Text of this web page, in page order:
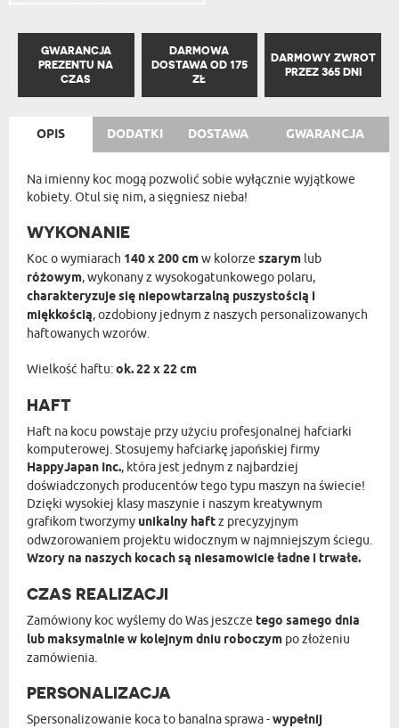
GWARANCJA
PREZENTU NA
CZAS
DARMOWA
DOSTAWA OD 175
ZŁ
DARMOWY ZWROT
PRZEZ 365 DNI
OPIS DODATKI DOSTAWA GWARANCJA
Na imienny koc mogą pozwolić sobie wyłącznie wyjątkowe
kobiety. Otul się nim, a sięgniesz nieba!
WYKONANIE
Koc o wymiarach 140 x 200 cmw kolorze szarym lub
różowym, wykonany z wysokogatunkowego polaru,
charakteryzuje się niepowtarzalną puszystością i
miękkością, ozdobiony jednym z naszych personalizowanych
haftowanych wzorów.
Wielkość haftu:ok. 22 x 22 cm
HAFT
Haft na kocu powstaje przy użyciu profesjonalnej hafciarki
komputerowej. Stosujemy hafciarkę japońskiej firmy
HappyJapan Inc., która jest jednym z najbardziej
doświadczonych producentów tego typu maszyn na świecie!
Dzięki wysokiej klasy maszynie i naszym kreatywnym
grafikom tworzymy unikalny haftz precyzyjnym
odwzorowaniem projektu widocznym w najmniejszym ściegu.
Wzory na naszych kocach są niesamowicie ładne i trwałe.
CZAS REALIZACJI
Zamówiony koc wyślemy do Was jeszcze tego samego dnia
lub maksymalnie w kolejnym dniu roboczym po złożeniu
zamówienia.
PERSONALIZACJA
Spersonalizowanie koca to banalna sprawa -wypełnij